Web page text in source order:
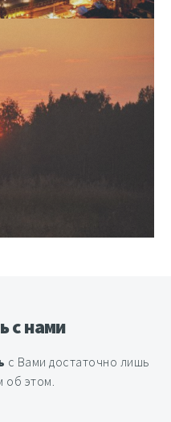
с нами
с Вами достаточно лишь
об этом.